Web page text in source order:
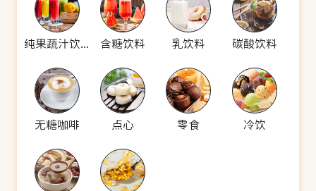
纯果蔬汁饮料 含糖饮料 乳饮料 碳酸饮料
无糖咖啡 点心 零食 冷饮